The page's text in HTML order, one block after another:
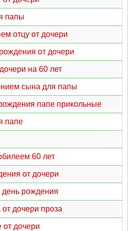
папы
отцу от дочери
от дочери
на 60 лет
сына для папы
папе прикольные
папе
60 лет
от дочери
рождения
дочери проза
дочери